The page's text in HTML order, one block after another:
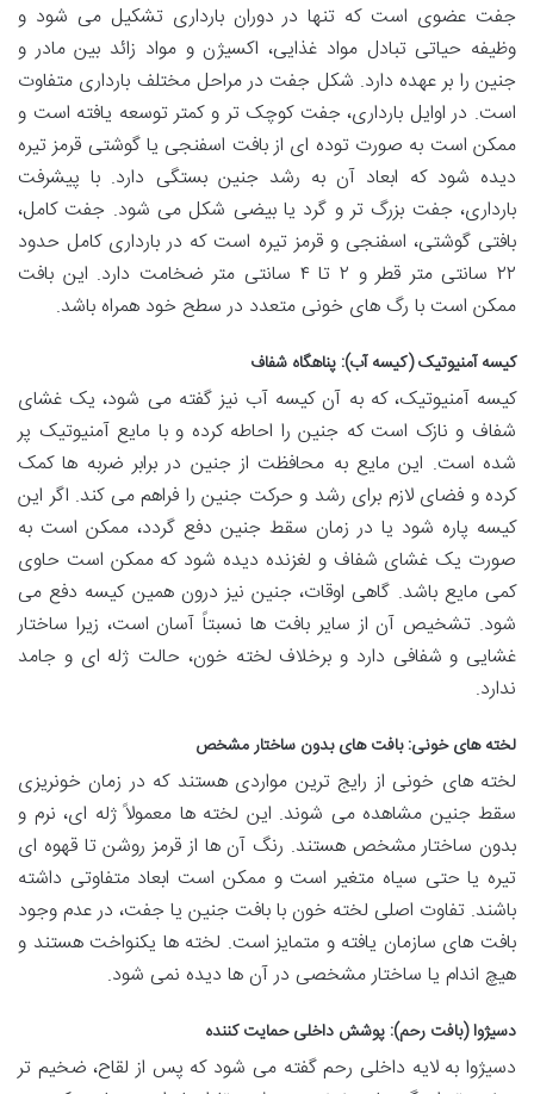
جفت عضوی است که تنها در دوران بارداری تشکیل می شود و
وظیفه حیاتی تبادل مواد غذایی، اکسیژن و مواد زائد بین مادر و
جنین را بر عهده دارد. شکل جفت در مراحل مختلف بارداری متفاوت
است. در اوایل بارداری، جفت کوچک تر و کمتر توسعه یافته است و
ممکن است به صورت توده ای از بافت اسفنجی یا گوشتی قرمز تیره
دیده شود که ابعاد آن به رشد جنین بستگی دارد. با پیشرفت
بارداری، جفت بزرگ تر و گرد یا بیضی شکل می شود. جفت کامل،
بافتی گوشتی، اسفنجی و قرمز تیره است که در بارداری کامل حدود
۲۲ سانتی متر قطر و ۲ تا ۴ سانتی متر ضخامت دارد. این بافت
ممکن است با رگ های خونی متعدد در سطح خود همراه باشد.
کیسه آمنیوتیک (کیسه آب): پناهگاه شفاف
کیسه آمنیوتیک، که به آن کیسه آب نیز گفته می شود، یک غشای
شفاف و نازک است که جنین را احاطه کرده و با مایع آمنیوتیک پر
شده است. این مایع به محافظت از جنین در برابر ضربه ها کمک
کرده و فضای لازم برای رشد و حرکت جنین را فراهم می کند. اگر این
کیسه پاره شود یا در زمان سقط جنین دفع گردد، ممکن است به
صورت یک غشای شفاف و لغزنده دیده شود که ممکن است حاوی
کمی مایع باشد. گاهی اوقات، جنین نیز درون همین کیسه دفع می
شود. تشخیص آن از سایر بافت ها نسبتاً آسان است، زیرا ساختار
غشایی و شفافی دارد و برخلاف لخته خون، حالت ژله ای و جامد
ندارد.
لخته های خونی: بافت های بدون ساختار مشخص
لخته های خونی از رایج ترین مواردی هستند که در زمان خونریزی
سقط جنین مشاهده می شوند. این لخته ها معمولاً ژله ای، نرم و
بدون ساختار مشخص هستند. رنگ آن ها از قرمز روشن تا قهوه ای
تیره یا حتی سیاه متغیر است و ممکن است ابعاد متفاوتی داشته
باشند. تفاوت اصلی لخته خون با بافت جنین یا جفت، در عدم وجود
بافت های سازمان یافته و متمایز است. لخته ها یکنواخت هستند و
هیچ اندام یا ساختار مشخصی در آن ها دیده نمی شود.
دسیژوا (بافت رحم): پوشش داخلی حمایت کننده
دسیژوا به لایه داخلی رحم گفته می شود که پس از لقاح، ضخیم تر